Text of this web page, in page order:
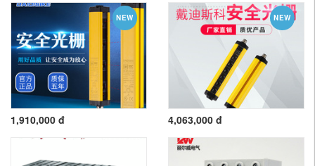
NEW
1,910,000 đ
NEW
4,063,000 đ